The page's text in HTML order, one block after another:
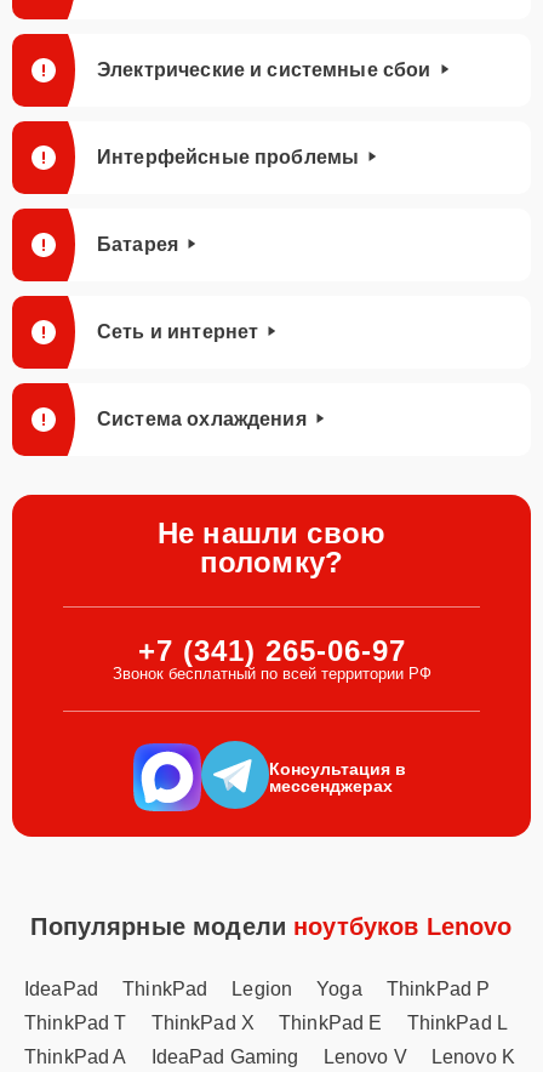
Электрические и системные сбои
Интерфейсные проблемы
Батарея
Сеть и интернет
Система охлаждения
Не нашли свою
поломку?
+7 (341) 265-06-97
Звонок бесплатный по всей территории РФ
Консультация в
мессенджерах
Популярные модели ноутбуков Lenovo
IdeaPad ThinkPad Legion Yoga
ThinkPad P
ThinkPad T
ThinkPad X ThinkPad E
ThinkPad L
ThinkPad A
IdeaPad Gaming Lenovo V Lenovo K